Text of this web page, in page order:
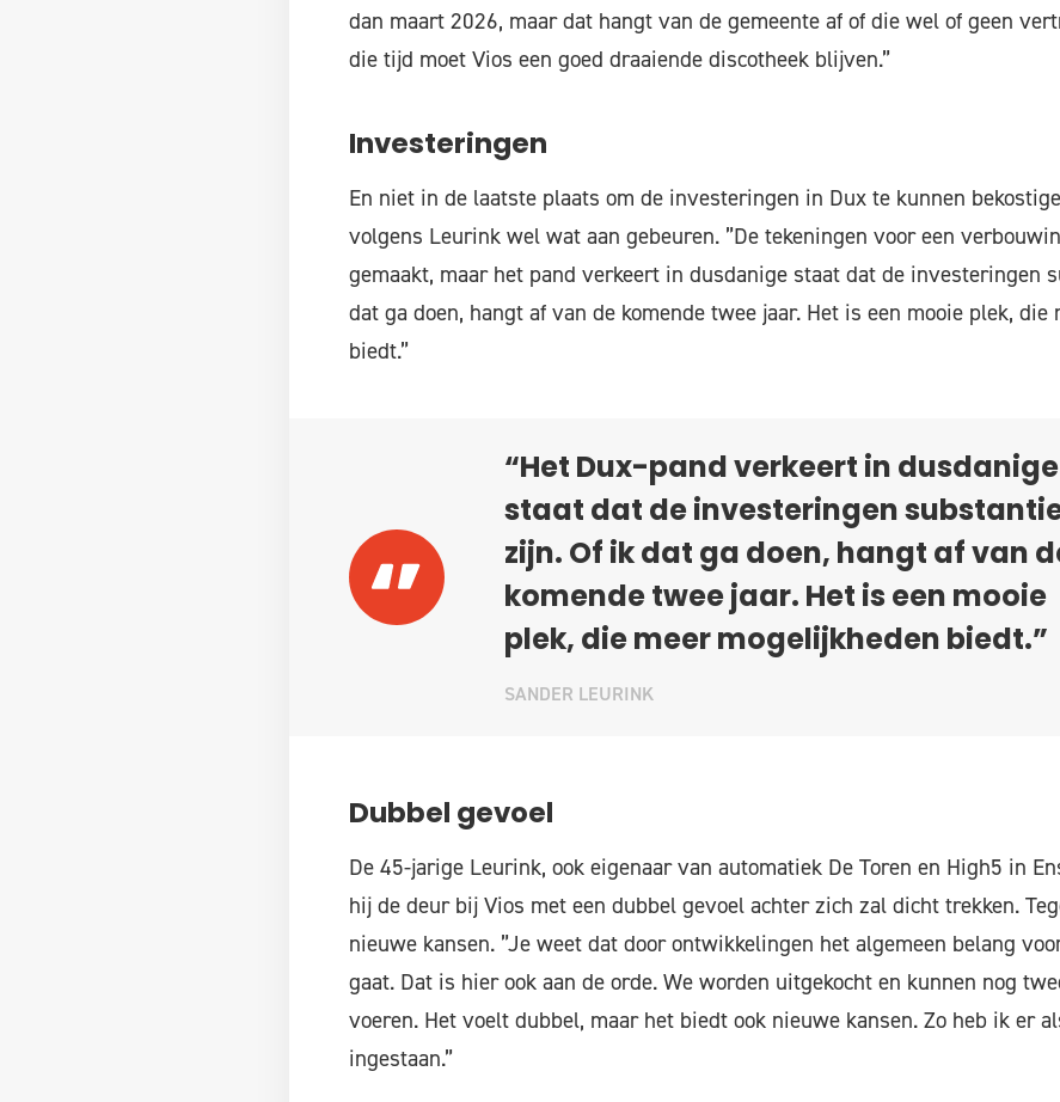
dan maart 2026, maar dat hangt van de gemeente af of die wel of geen
die tijd moet Vios een goed draaiende discotheek blijven.”
Investeringen
En niet in de laatste plaats om de investeringen in Dux te kunnen
volgens Leurink wel wat aan gebeuren. ”De tekeningen voor een
gemaakt, maar het pand verkeert in dusdanige staat dat de investeringen
dat ga doen, hangt af van de komende twee jaar. Het is een mooie plek, die
biedt.”
“Het Dux-pand verkeert in dusdanige
staat dat de investeringen
zijn. Of ik dat ga doen, hangt af van
komende twee jaar. Het is een mooie
plek, die meer mogelijkheden biedt.”
SANDER LEURINK
Dubbel gevoel
De 45-jarige Leurink, ook eigenaar van automatiek De Toren en High5 in
hij de deur bij Vios met een dubbel gevoel achter zich zal dicht trekken.
nieuwe kansen. ”Je weet dat door ontwikkelingen het algemeen belang
gaat. Dat is hier ook aan de orde. We worden uitgekocht en kunnen nog
voeren. Het voelt dubbel, maar het biedt ook nieuwe kansen. Zo heb ik er
ingestaan.”